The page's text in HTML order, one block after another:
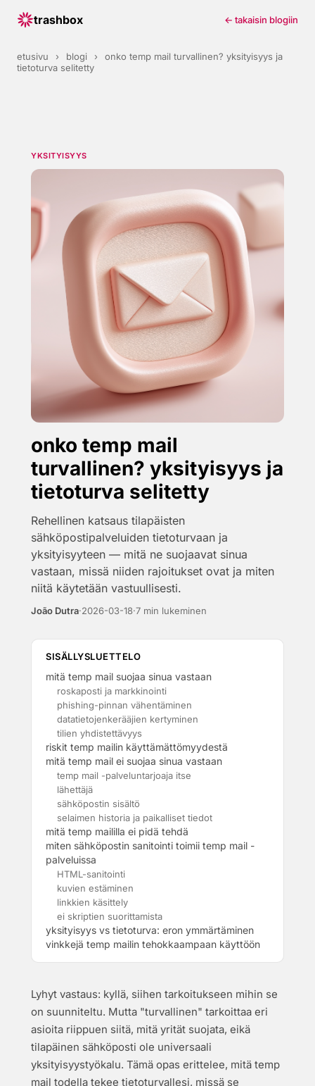
trashbox ← takaisin blogiin
etusivu › blogi ›
onko temp mail turvallinen? yksityisyys ja
tietoturva selitetty
YKSITYISYYS
onko temp mail
turvallinen? yksityisyys ja
tietoturva selitetty
Rehellinen katsaus tilapäisten
sähköpostipalveluiden tietoturvaan ja
yksityisyyteen — mitä ne suojaavat sinua
vastaan, missä niiden rajoitukset ovat ja miten
niitä käytetään vastuullisesti.
João Dutra·2026-03-18·7 min lukeminen
SISÄLLYSLUETTELO
mitä temp mail suojaa sinua vastaan
roskaposti ja markkinointi
phishing-pinnan vähentäminen
datatietojenkerääjien kertyminen
tilien yhdistettävyys
riskit temp mailin käyttämättömyydestä
mitä temp mail ei suojaa sinua vastaan
temp mail -palveluntarjoaja itse
lähettäjä
sähköpostin sisältö
selaimen historia ja paikalliset tiedot
mitä temp maililla ei pidä tehdä
miten sähköpostin sanitointi toimii temp mail -
palveluissa
HTML-sanitointi
kuvien estäminen
linkkien käsittely
ei skriptien suorittamista
yksityisyys vs tietoturva: eron ymmärtäminen
vinkkejä temp mailin tehokkaampaan käyttöön
Lyhyt vastaus: kyllä, siihen tarkoitukseen mihin se
on suunniteltu. Mutta "turvallinen" tarkoittaa eri
asioita riippuen siitä, mitä yrität suojata, eikä
tilapäinen sähköposti ole universaali
yksityisyystyökalu. Tämä opas erittelee, mitä temp
mail todella tekee tietoturvallesi, missä se